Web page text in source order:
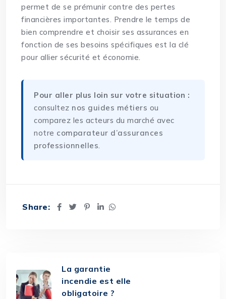
permet de se prémunir contre des pertes
financières importantes. Prendre le temps de
bien comprendre et choisir ses assurances en
fonction de ses besoins spécifiques est la clé
pour allier sécurité et économie.
Pour aller plus loin sur votre situation :
consultez nos guides métiers ou
comparez les acteurs du marché avec
notre comparateur d’assurances
professionnelles.
Share:
La garantie
incendie est elle
obligatoire ?